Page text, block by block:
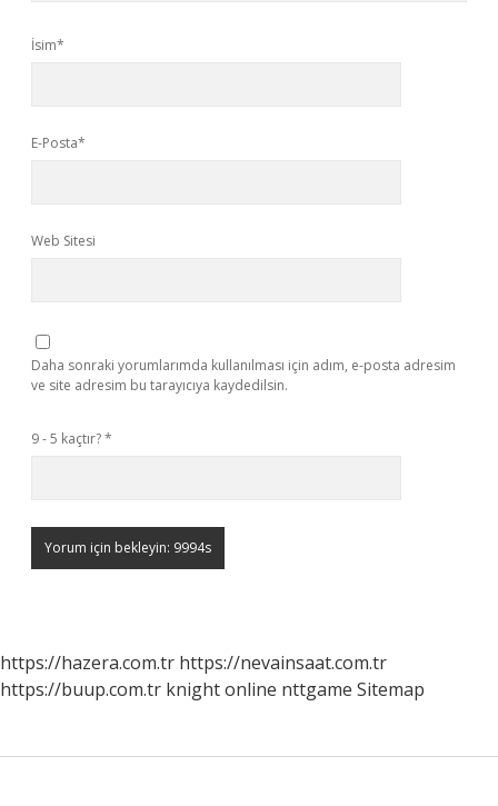
İsim*
E-Posta*
Web Sitesi
Daha sonraki yorumlarımda kullanılması için adım, e-posta adresim
ve site adresim bu tarayıcıya kaydedilsin.
9 - 5 kaçtır?*
https://hazera.com.tr https://nevainsaat.com.tr
https://buup.com.tr knight online nttgame Sitemap